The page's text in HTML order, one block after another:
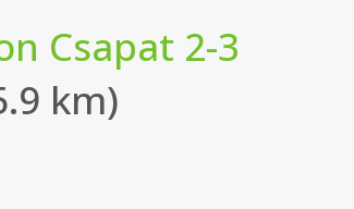
Csapat 2-3
km)